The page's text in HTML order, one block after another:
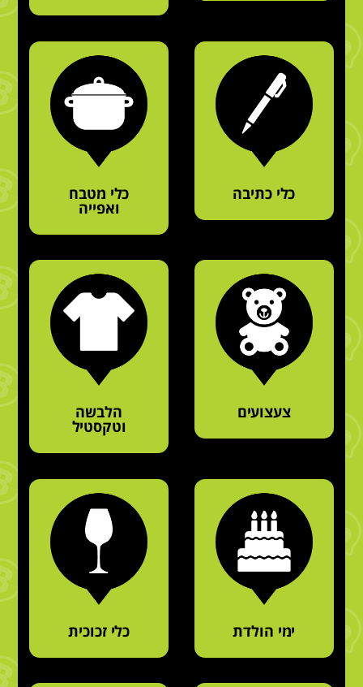
כלי כתיבה כלי מטבח
ואפייה
צעצועים הלבשה
וטקסטיל
ימי הולדת כלי זכוכית